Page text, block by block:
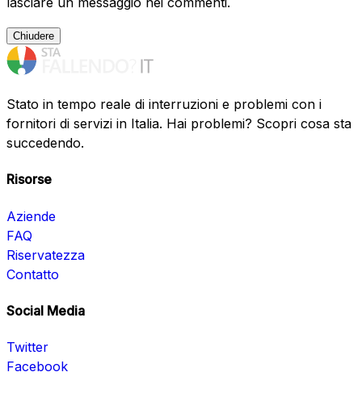
Chiudere
Stato in tempo reale di interruzioni e problemi con i
fornitori di servizi in Italia. Hai problemi? Scopri cosa sta
succedendo.
Risorse
Aziende
FAQ
Riservatezza
Contatto
Social Media
Twitter
Facebook